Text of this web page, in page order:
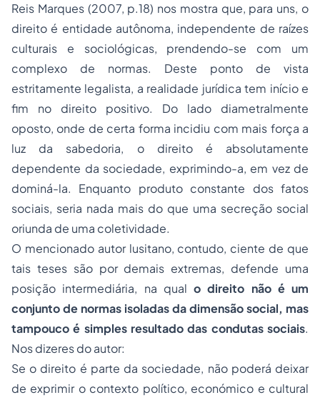
Reis Marques (2007, p.18) nos mostra que, para uns, o
direito é entidade autônoma, independente de raízes
culturais e sociológicas, prendendo-se com um
complexo de normas. Deste ponto de vista
estritamente legalista, a realidade jurídica tem início e
fim no direito positivo. Do lado diametralmente
oposto, onde de certa forma incidiu com mais força a
luz da sabedoria, o direito é absolutamente
dependente da sociedade, exprimindo-a, em vez de
dominá-la. Enquanto produto constante dos fatos
sociais, seria nada mais do que uma secreção social
oriunda de uma coletividade.
O mencionado autor lusitano, contudo, ciente de que
tais teses são por demais extremas, defende uma
posição intermediária, na qual o direito não é um
conjunto de normas isoladas da dimensão social, mas
tampouco é simples resultado das condutas sociais.
Nos dizeres do autor:
Se o direito é parte da sociedade, não poderá deixar
de exprimir o contexto político, económico e cultural